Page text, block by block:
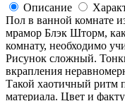
Описание
Пол в ванной комнате
мрамор Блэк Шторм,
комнату, необходимо
Рисунок сложный.
вкрапления
Такой хаотичный ритм
материала. Цвет и